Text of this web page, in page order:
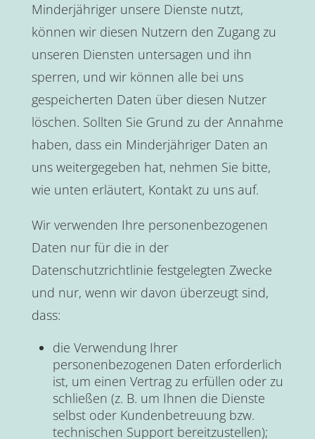
Minderjähriger unsere Dienste nutzt,
können wir diesen Nutzern den Zugang zu
unseren Diensten untersagen und ihn
sperren, und wir können alle bei uns
gespeicherten Daten über diesen Nutzer
löschen. Sollten Sie Grund zu der Annahme
haben, dass ein Minderjähriger Daten an
uns weitergegeben hat, nehmen Sie bitte,
wie unten erläutert, Kontakt zu uns auf.
Wir verwenden Ihre personenbezogenen
Daten nur für die in der
Datenschutzrichtlinie festgelegten Zwecke
und nur, wenn wir davon überzeugt sind,
dass:
die Verwendung Ihrer
personenbezogenen Daten erforderlich
ist, um einen Vertrag zu erfüllen oder zu
schließen (z. B. um Ihnen die Dienste
selbst oder Kundenbetreuung bzw.
technischen Support bereitzustellen);